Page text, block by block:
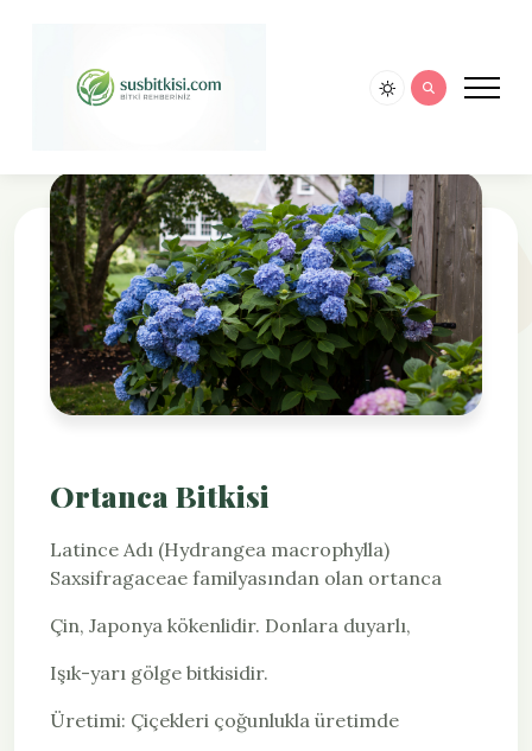
Ortanca Bitkisi
Latince Adı (Hydrangea macrophylla)
Saxsifragaceae familyasından olan ortanca
Çin, Japonya kökenlidir. Donlara duyarlı,
Işık-yarı gölge bitkisidir.
Üretimi: Çiçekleri çoğunlukla üretimde